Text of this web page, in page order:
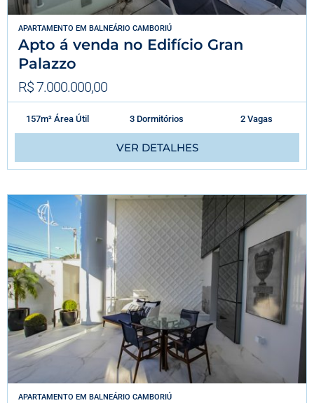
APARTAMENTO EM BALNEÁRIO CAMBORIÚ
Apto á venda no Edifício Gran
Palazzo
R$ 7.000.000,00
157m² Área Útil 3 Dormitórios 2 Vagas
VER DETALHES
APARTAMENTO EM BALNEÁRIO CAMBORIÚ